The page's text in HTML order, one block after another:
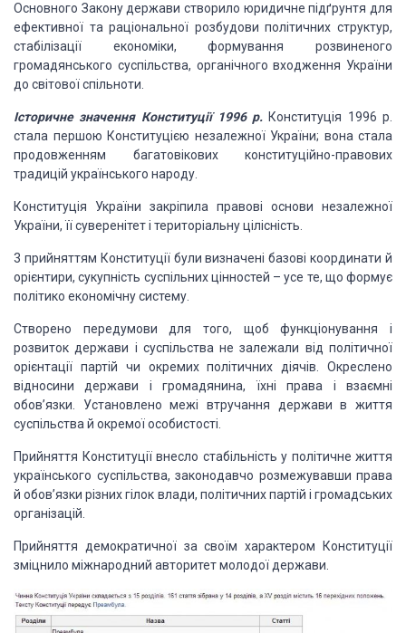
Основного Закону держави створило юридичне підґрунтя для
ефективної та раціональної розбудови політичних структур,
стабілізації економіки, формування розвиненого
громадянського суспільства, органічного входження України
до світової спільноти.
Історичне значення Конституції 1996 р. Конституція 1996 р.
стала першою Конституцією незалежної України; вона стала
продовженням багатовікових конституційно-правових
традицій українського народу.
Конституція України закріпила правові основи незалежної
України, її суверенітет і територіальну цілісність.
3 прийняттям Конституції були визначені базові координати й
орієнтири, сукупність суспільних цінностей – усе те, що формує
політико економічну систему.
Створено передумови для того, щоб функціонування і
розвиток держави і суспільства не залежали від політичної
орієнтації партій чи окремих політичних діячів. Окреслено
відносини держави і громадянина, їхні права і взаємні
обов’язки. Установлено межі втручання держави в життя
суспільства й окремої особистості.
Прийняття Конституції внесло стабільність у політичне життя
українського суспільства, законодавчо розмежувавши права
й обов’язки різних гілок влади, політичних партій і громадських
організацій.
Прийняття демократичної за своїм характером Конституції
зміцнило міжнародний авторитет молодої держави.